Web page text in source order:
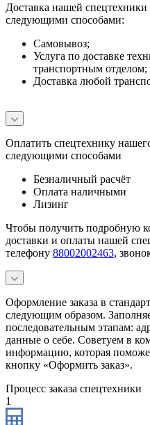
Доставка нашей спецтехники
следующими способами:
Самовывоз;
Услуга по доставке
транспортным отделом;
Доставка любой
Оплатить спецтехнику
следующими способами
Безналичный расчёт
Оплата наличными
Лизинг
Чтобы получить подробную
доставки и оплаты нашей
телефону 88002002463,
Оформление заказа в
следующим образом.
последовательным этапам:
данные о себе. Советуем в
информацию, которая
кнопку «Оформить заказ».
Процесс заказа спецтехники
1